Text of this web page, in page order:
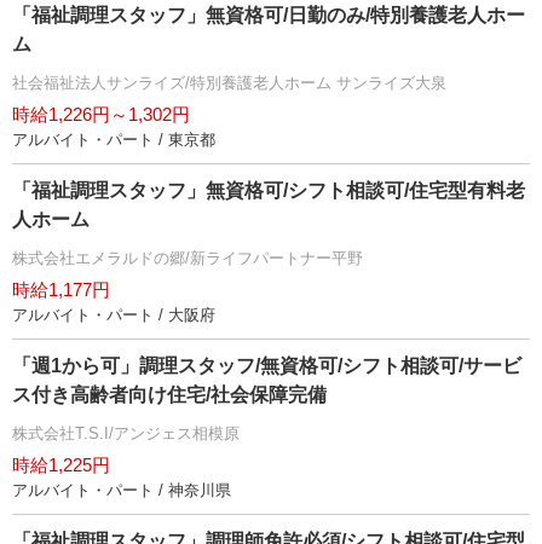
「福祉調理スタッフ」無資格可/日勤のみ/特別養護老人ホー
ム
社会福祉法人サンライズ/特別養護老人ホーム サンライズ大泉
時給1,226円～1,302円
アルバイト・パート / 東京都
「福祉調理スタッフ」無資格可/シフト相談可/住宅型有料老
人ホーム
株式会社エメラルドの郷/新ライフパートナー平野
時給1,177円
アルバイト・パート / 大阪府
「週1から可」調理スタッフ/無資格可/シフト相談可/サービ
ス付き高齢者向け住宅/社会保障完備
株式会社T.S.I/アンジェス相模原
時給1,225円
アルバイト・パート / 神奈川県